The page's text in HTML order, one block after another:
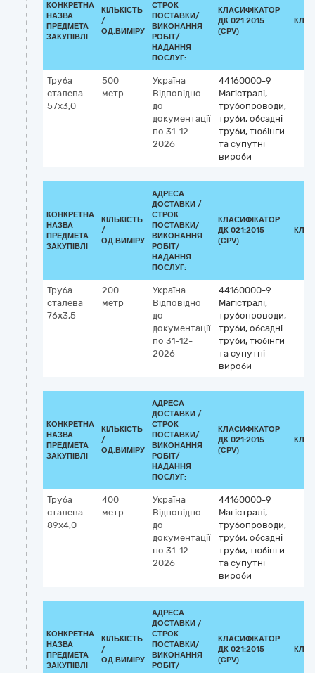
КОНКРЕТНА
НАЗВА
ПРЕДМЕТА
ЗАКУПІВЛІ
КІЛЬКІСТЬ
/
ОД.ВИМІРУ
СТРОК
ПОСТАВКИ/
ВИКОНАННЯ
РОБІТ/
НАДАННЯ
ПОСЛУГ:
КЛАСИФІКАТОР
ДК 021:2015
(CPV)
Труба
сталева
57х3,0
500
метр
Україна
Відповідно
до
документації
по 31-12-
2026
44160000-9
Магістралі,
трубопроводи,
труби, обсадні
труби, тюбінги
та супутні
вироби
КОНКРЕТНА
НАЗВА
ПРЕДМЕТА
ЗАКУПІВЛІ
КІЛЬКІСТЬ
/
ОД.ВИМІРУ
АДРЕСА
ДОСТАВКИ /
СТРОК
ПОСТАВКИ/
ВИКОНАННЯ
РОБІТ/
НАДАННЯ
ПОСЛУГ:
КЛАСИФІКАТОР
ДК 021:2015
(CPV)
Труба
сталева
76х3,5
200
метр
Україна
Відповідно
до
документації
по 31-12-
2026
44160000-9
Магістралі,
трубопроводи,
труби, обсадні
труби, тюбінги
та супутні
вироби
КОНКРЕТНА
НАЗВА
ПРЕДМЕТА
ЗАКУПІВЛІ
КІЛЬКІСТЬ
/
ОД.ВИМІРУ
АДРЕСА
ДОСТАВКИ /
СТРОК
ПОСТАВКИ/
ВИКОНАННЯ
РОБІТ/
НАДАННЯ
ПОСЛУГ:
КЛАСИФІКАТОР
ДК 021:2015
(CPV)
Труба
сталева
89х4,0
400
метр
Україна
Відповідно
до
документації
по 31-12-
2026
44160000-9
Магістралі,
трубопроводи,
труби, обсадні
труби, тюбінги
та супутні
вироби
КОНКРЕТНА
НАЗВА
ПРЕДМЕТА
ЗАКУПІВЛІ
КІЛЬКІСТЬ
/
ОД.ВИМІРУ
АДРЕСА
ДОСТАВКИ /
СТРОК
ПОСТАВКИ/
ВИКОНАННЯ
РОБІТ/
КЛАСИФІКАТОР
ДК 021:2015
(CPV)